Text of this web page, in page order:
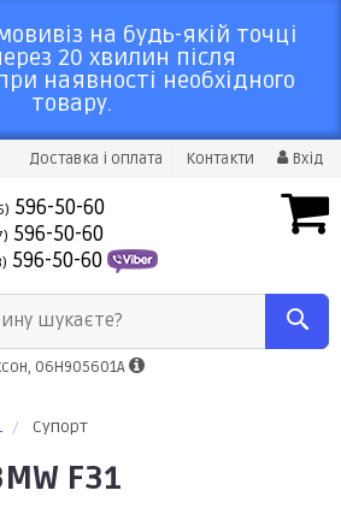
на будь-якій точці
20 хвилин після
наявності необхідного
товару.
Доставка і оплата Контакти Вхід
596-50-60
596-50-60
596-50-60
шукаєте?
06H905601A
Супорт
F31